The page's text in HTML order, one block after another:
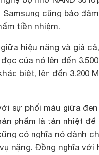
cũng bảo
tiền nhiệm.
hiệu năng và giá
của nó lên đến
biệt, lên đến 3.200
sự phối màu giữa
phẩm là tản nhiệt để
có nghĩa nó dành
nặng. Đồng nghĩa